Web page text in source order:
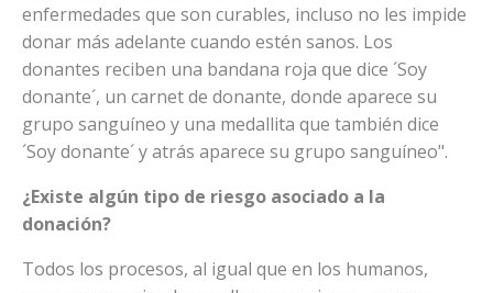
enfermedades que son curables, incluso no les impide
donar más adelante cuando estén sanos. Los
donantes reciben una bandana roja que dice ´Soy
donante´, un carnet de donante, donde aparece su
grupo sanguíneo y una medallita que también dice
´Soy donante´ y atrás aparece su grupo sanguíneo".
¿Existe algún tipo de riesgo asociado a la
donación?
Todos los procesos, al igual que en los humanos,